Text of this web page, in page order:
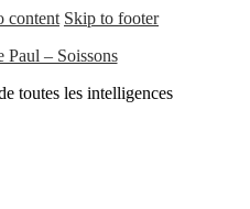
content Skip to footer
Paul – Soissons
toutes les intelligences